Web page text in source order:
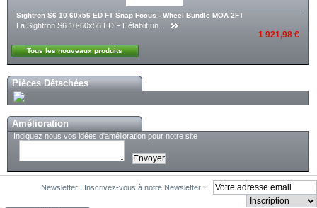
Sightron S6 10-60x56 ED FT Snap Focus - Wheel Bundle MOA-2FT
La Sightron S6 10-60x56 ED FT établit un...
1 921,98 €
Tous les nouveaux produits
Pièces Détachées
Amélioration
Indiquez nous vos idées d'amélioration pour notre site
Newsletter ! Inscrivez-vous à notre Newsletter :